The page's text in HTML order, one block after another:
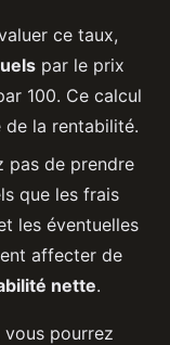
ce taux,
par le prix
100. Ce calcul
de la rentabilité.
pas de prendre
que les frais
les éventuelles
affecter de
nette.
vous pourrez